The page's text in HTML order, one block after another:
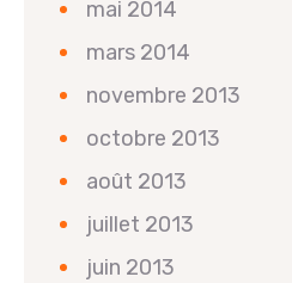
mai 2014
mars 2014
novembre 2013
octobre 2013
août 2013
juillet 2013
juin 2013